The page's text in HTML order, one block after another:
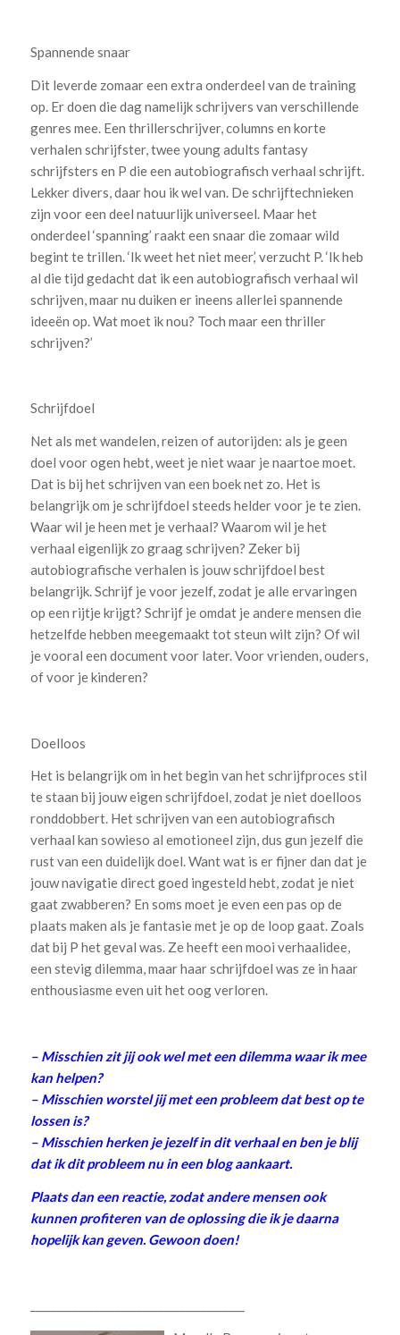
Spannende snaar
Dit leverde zomaar een extra onderdeel van de training
op. Er doen die dag namelijk schrijvers van verschillende
genres mee. Een thrillerschrijver, columns en korte
verhalen schrijfster, twee young adults fantasy
schrijfsters en P die een autobiografisch verhaal schrijft.
Lekker divers, daar hou ik wel van. De schrijftechnieken
zijn voor een deel natuurlijk universeel. Maar het
onderdeel ‘spanning’ raakt een snaar die zomaar wild
begint te trillen. ‘Ik weet het niet meer,’ verzucht P. ‘Ik heb
al die tijd gedacht dat ik een autobiografisch verhaal wil
schrijven, maar nu duiken er ineens allerlei spannende
ideeën op. Wat moet ik nou? Toch maar een thriller
schrijven?’
Schrijfdoel
Net als met wandelen, reizen of autorijden: als je geen
doel voor ogen hebt, weet je niet waar je naartoe moet.
Dat is bij het schrijven van een boek net zo. Het is
belangrijk om je schrijfdoel steeds helder voor je te zien.
Waar wil je heen met je verhaal? Waarom wil je het
verhaal eigenlijk zo graag schrijven? Zeker bij
autobiografische verhalen is jouw schrijfdoel best
belangrijk. Schrijf je voor jezelf, zodat je alle ervaringen
op een rijtje krijgt? Schrijf je omdat je andere mensen die
hetzelfde hebben meegemaakt tot steun wilt zijn? Of wil
je vooral een document voor later. Voor vrienden, ouders,
of voor je kinderen?
Doelloos
Het is belangrijk om in het begin van het schrijfproces stil
te staan bij jouw eigen schrijfdoel, zodat je niet doelloos
ronddobbert. Het schrijven van een autobiografisch
verhaal kan sowieso al emotioneel zijn, dus gun jezelf die
rust van een duidelijk doel. Want wat is er fijner dan dat je
jouw navigatie direct goed ingesteld hebt, zodat je niet
gaat zwabberen? En soms moet je even een pas op de
plaats maken als je fantasie met je op de loop gaat. Zoals
dat bij P het geval was. Ze heeft een mooi verhaalidee,
een stevig dilemma, maar haar schrijfdoel was ze in haar
enthousiasme even uit het oog verloren.
– Misschien zit jij ook wel met een dilemma waar ik mee
kan helpen?
– Misschien worstel jij met een probleem dat best op te
lossen is?
– Misschien herken je jezelf in dit verhaal en ben je blij
dat ik dit probleem nu in een blog aankaart.
Plaats dan een reactie, zodat andere mensen ook
kunnen profiteren van de oplossing die ik je daarna
hopelijk kan geven. Gewoon doen!